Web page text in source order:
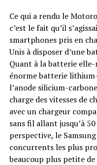
Ce qui a rendu le
c’est le fait qu’il
smartphones pris en
Unis à disposer d’une
Quant à la batterie
énorme batterie
l’anode silicium-
charge des vitesses de
avec un chargeur
sans fil allant jusqu’à
perspective, le
concurrents les plus
beaucoup plus petite de